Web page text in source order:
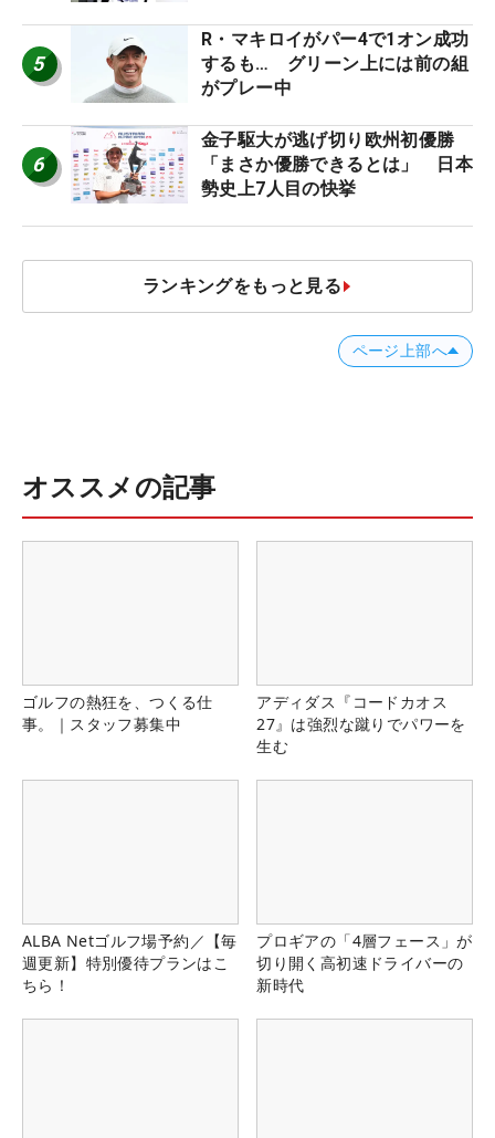
5
R・マキロイがパー4で1オン成功
するも… グリーン上には前の組
がプレー中
6
金子駆大が逃げ切り欧州初優勝
「まさか優勝できるとは」 日本
勢史上7人目の快挙
ランキングをもっと見る
ページ上部へ
オススメの記事
ゴルフの熱狂を、つくる仕
事。｜スタッフ募集中
アディダス『コードカオス
27』は強烈な蹴りでパワーを
生む
ALBA Netゴルフ場予約／【毎
週更新】特別優待プランはこ
ちら！
プロギアの「4層フェース」が
切り開く高初速ドライバーの
新時代